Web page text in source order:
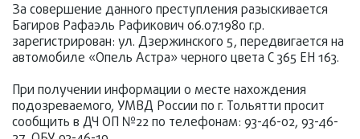
За совершение данного преступления разыскивается
Багиров Рафаэль Рафикович 06.07.1980 г.р.
зарегистрирован: ул. Дзержинского 5, передвигается на
автомобиле «Опель Астра» черного цвета С 365 ЕН 163.
При получении информации о месте нахождения
подозреваемого, УМВД России по г. Тольятти просит
сообщить в ДЧ ОП №22 по телефонам: 93-46-02, 93-46-